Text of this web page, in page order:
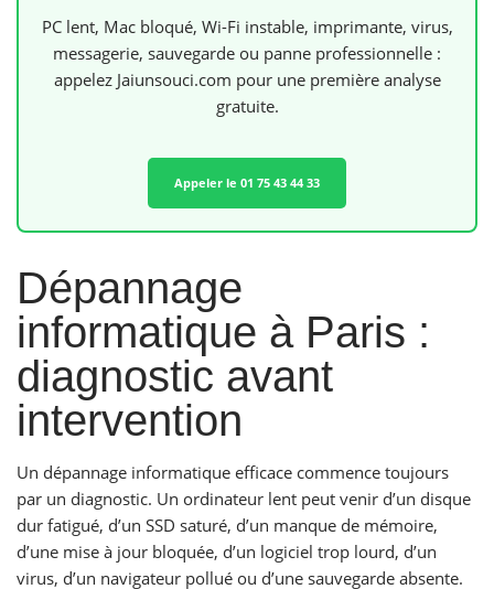
PC lent, Mac bloqué, Wi-Fi instable, imprimante, virus,
messagerie, sauvegarde ou panne professionnelle :
appelez Jaiunsouci.com pour une première analyse
gratuite.
Appeler le 01 75 43 44 33
Dépannage
informatique à Paris :
diagnostic avant
intervention
Un dépannage informatique efficace commence toujours
par un diagnostic. Un ordinateur lent peut venir d’un disque
dur fatigué, d’un SSD saturé, d’un manque de mémoire,
d’une mise à jour bloquée, d’un logiciel trop lourd, d’un
virus, d’un navigateur pollué ou d’une sauvegarde absente.